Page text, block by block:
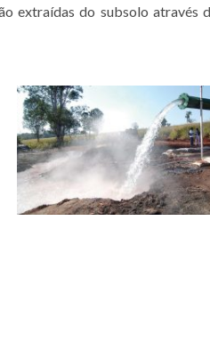
extraídas do subsolo através